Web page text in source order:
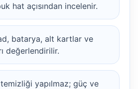
hat açısından incelenir.
batarya, alt kartlar ve
değerlendirilir.
yapılmaz; güç ve